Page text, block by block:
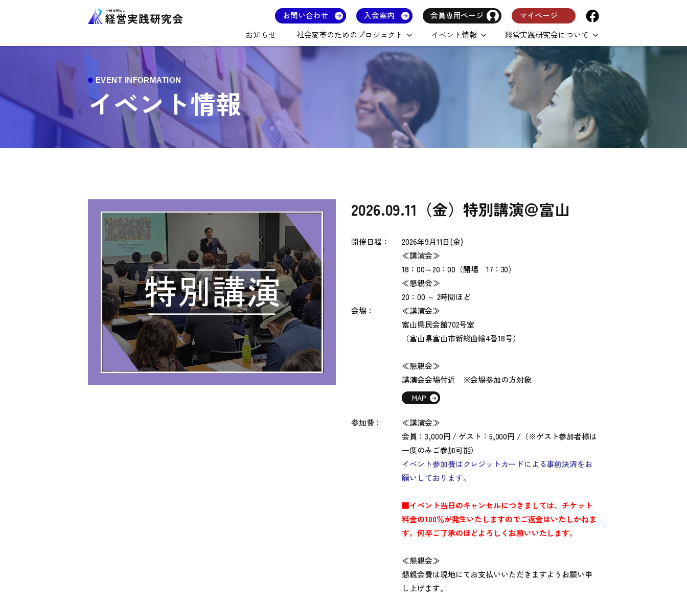
お問い合わせ 入会案内 会員専用ページ
マイページ
お知らせ
社会変革のためのプロジェクト イベント情報 経営実践研究会について
イベント情報
2026.09.11（金）特別講演＠富山
開催日程：
2026年9月11日(金)
≪講演会≫
18：00～20：00（開場 17：30）
≪懇親会≫
20：00 ～ 2時間ほど
会場：
≪講演会≫
富山県民会館702号室
（富山県富山市新総曲輪4番18号）
≪懇親会≫
講演会会場付近 ※会場参加の方対象
MAP
参加費：
≪講演会≫
会員：3,000円 / ゲスト：5,000円 /（※ゲスト参加者様は
一度のみご参加可能）
イベント参加費はクレジットカードによる事前決済をお
願いしております。
■イベント当日のキャンセルにつきましては、 チケット
料金の100％が発生いたしますのでご返金はいたしかねま
す。何卒ご了承のほどよろしくお願いいたします。
≪懇親会≫
懇親会費は現地にてお支払いいただきますようお願い申
し上げます。